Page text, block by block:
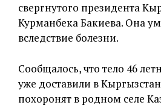
свергнутого президента
Курманбека Бакиева. Она
вследствие болезни.
Сообщалось, что тело 46
уже доставили в
похоронят в родном селе